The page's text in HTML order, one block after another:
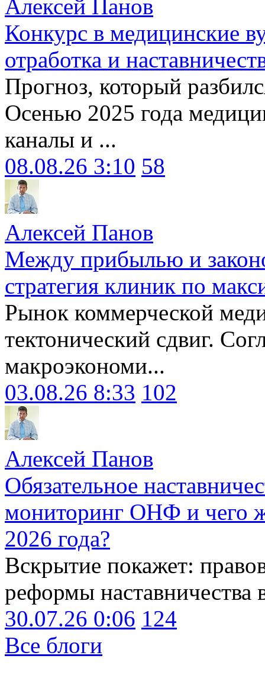
Алексей Панов
Конкурс в медицинские
отработка и
Прогноз, который
Осенью 2025 года
каналы и ...
08.08.26 3:10 58
Алексей Панов
Между прибылью и
стратегия клиник по
Рынок коммерческой
тектонический сдвиг.
макроэкономи...
03.08.26 8:33 102
Алексей Панов
Обязательное
мониторинг ОНФ и чего
2026 года?
Вскрытие покажет:
реформы наставничества
30.07.26 0:06 124
Все блоги